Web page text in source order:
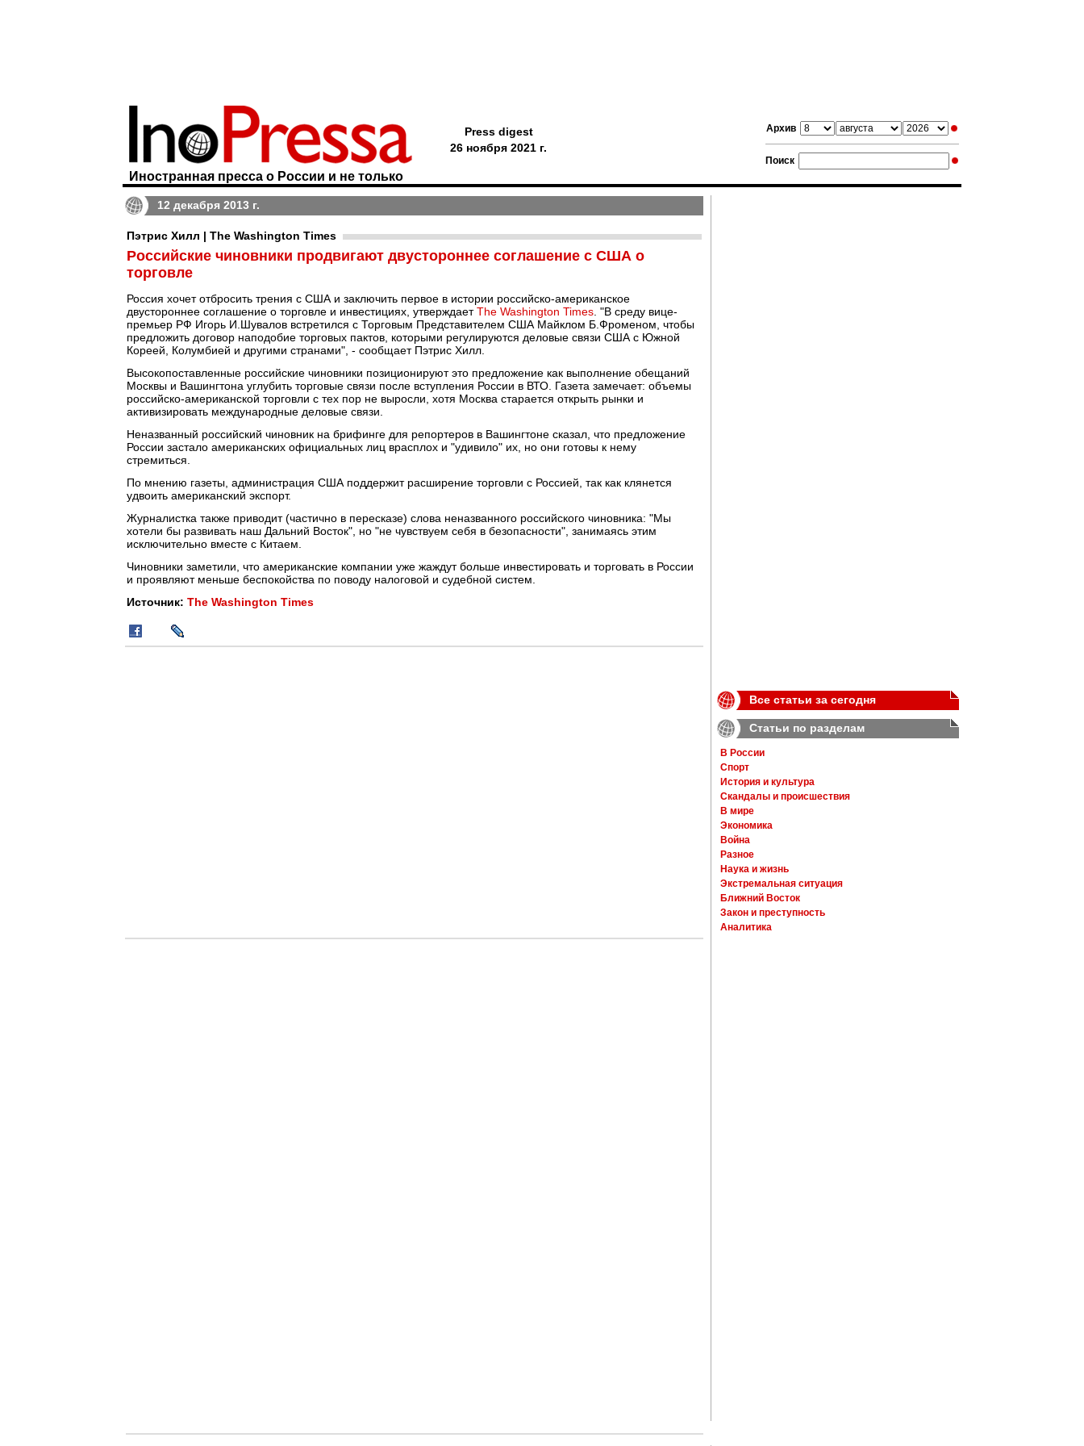
Архив
Поиск
Иностранная пресса о России и не только
Press digest
26 ноября 2021 г.
12 декабря 2013 г.
Пэтрис Хилл | The Washington Times
Российские чиновники продвигают двустороннее соглашение с США о
торговле
Россия хочет отбросить трения с США и заключить первое в истории российско-американское
двустороннее соглашение о торговле и инвестициях, утверждаетThe Washington Times . "В среду вице-
премьер РФ Игорь И.Шувалов встретился с Торговым Представителем США Майклом Б.Фроменом, чтобы
предложить договор наподобие торговых пактов, которыми регулируются деловые связи США с Южной
Кореей, Колумбией и другими странами", - сообщает Пэтрис Хилл.
Высокопоставленные российские чиновники позиционируют это предложение как выполнение обещаний
Москвы и Вашингтона углубить торговые связи после вступления России в ВТО. Газета замечает: объемы
российско-американской торговли с тех пор не выросли, хотя Москва старается открыть рынки и
активизировать международные деловые связи.
Неназванный российский чиновник на брифинге для репортеров в Вашингтоне сказал, что предложение
России застало американских официальных лиц врасплох и "удивило" их, но они готовы к нему
стремиться.
По мнению газеты, администрация США поддержит расширение торговли с Россией, так как клянется
удвоить американский экспорт.
Журналистка также приводит (частично в пересказе) слова неназванного российского чиновника: "Мы
хотели бы развивать наш Дальний Восток", но "не чувствуем себя в безопасности", занимаясь этим
исключительно вместе с Китаем.
Чиновники заметили, что американские компании уже жаждут больше инвестировать и торговать в России
и проявляют меньше беспокойства по поводу налоговой и судебной систем.
Источник: The Washington Times
Все статьи за сегодня
Статьи по разделам
В России
Спорт
История и культура
Скандалы и происшествия
В мире
Экономика
Война
Разное
Наука и жизнь
Экстремальная ситуация
Ближний Восток
Закон и преступность
Аналитика